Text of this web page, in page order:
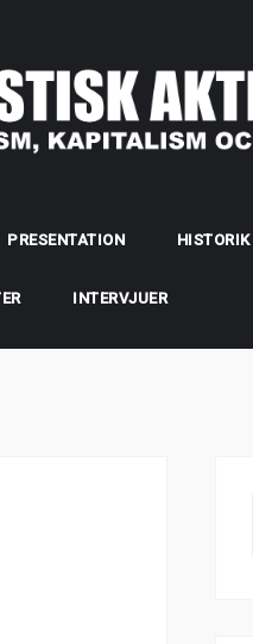
PRESENTATION HISTORIK
INTERVJUER